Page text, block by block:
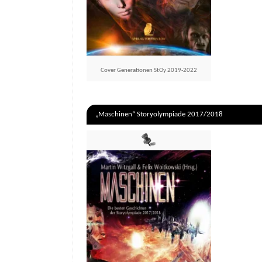
Cover Generationen StOy 2019-2022
„Maschinen“ Storyolympiade 2017/2018